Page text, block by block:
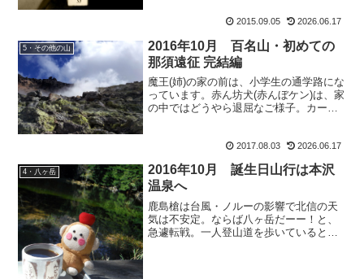
2015.09.05 2026.06.17
5・その他の山
2016年10月 百名山・初めての
那須遠征 完結編
魔王(姉)の家の前は、小学生の通学路にな
っています。赤ん坊犬(赤んぼケン)は、家
の中ではどうやら退屈なご様子。カーテ
ないかなぁ。実家にいる時は、大勢の人
に囲んで遊んでも...
2017.08.03 2026.06.17
4・八ヶ岳
2016年10月 誕生日山行は本沢
温泉へ
鹿島槍は台風・ノルーの影響で北信の天
気は不安定。ならば八ヶ岳だーー！と、
急遽転戦。一人登山道を歩いていると、